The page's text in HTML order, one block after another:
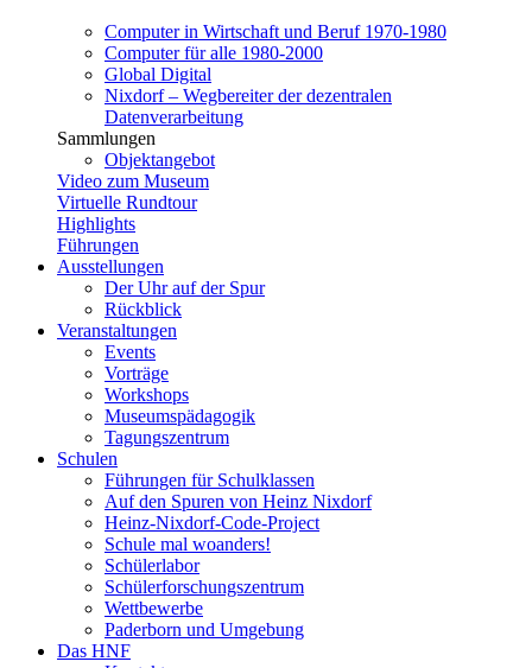
Computer in Wirtschaft und Beruf 1970-1980
Computer für alle 1980-2000
Global Digital
Nixdorf – Wegbereiter der dezentralen
Datenverarbeitung
Sammlungen
Objektangebot
Video zum Museum
Virtuelle Rundtour
Highlights
Führungen
Ausstellungen
Der Uhr auf der Spur
Rückblick
Veranstaltungen
Events
Vorträge
Workshops
Museumspädagogik
Tagungszentrum
Schulen
Führungen für Schulklassen
Auf den Spuren von Heinz Nixdorf
Heinz-Nixdorf-Code-Project
Schule mal woanders!
Schülerlabor
Schülerforschungszentrum
Wettbewerbe
Paderborn und Umgebung
Das HNF